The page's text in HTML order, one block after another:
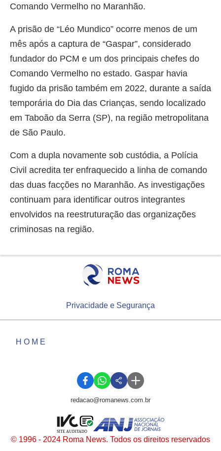
Comando Vermelho no Maranhão.
A prisão de “Léo Mundico” ocorre menos de um
mês após a captura de “Gaspar”, considerado
fundador do PCM e um dos principais chefes do
Comando Vermelho no estado. Gaspar havia
fugido da prisão também em 2022, durante a saída
temporária do Dia das Crianças, sendo localizado
em Taboão da Serra (SP), na região metropolitana
de São Paulo.
Com a dupla novamente sob custódia, a Polícia
Civil acredita ter enfraquecido a linha de comando
das duas facções no Maranhão. As investigações
continuam para identificar outros integrantes
envolvidos na reestruturação das organizações
criminosas na região.
Privacidade e Segurança
HOME
redacao@romanews.com.br
© 1996 - 2024 Roma News. Todos os direitos reservados
SITE AUDITADO